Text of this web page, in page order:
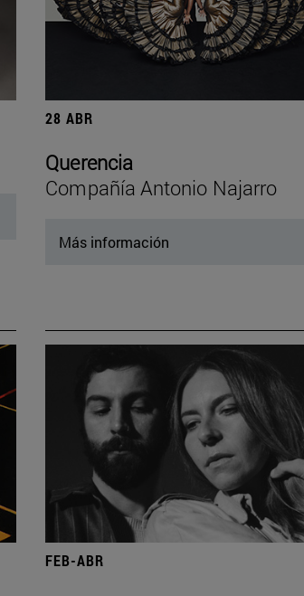
28 ABR
Querencia
Compañía Antonio Najarro
Más información
FEB-ABR